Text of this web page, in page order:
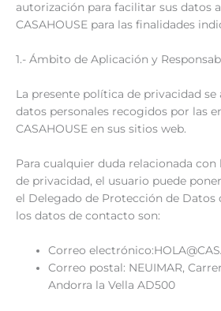
autorización para facilitar sus datos
CASAHOUSE para las finalidades
1.- Ámbito de Aplicación y
La presente política de privacidad se
datos personales recogidos por las
CASAHOUSE en sus sitios web.
Para cualquier duda relacionada
de privacidad, el usuario puede
el Delegado de Protección de Datos
los datos de contacto son:
Correo
Correo postal: NEUIMAR,
Andorra la Vella AD500